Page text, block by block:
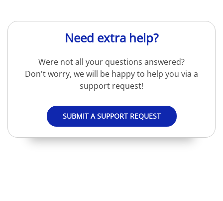
Need extra help?
Were not all your questions answered?
Don't worry, we will be happy to help you via a
support request!
SUBMIT A SUPPORT REQUEST